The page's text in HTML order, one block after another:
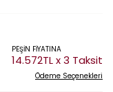
PEŞİN FİYATINA
14.572TL x 3 Taksit
Ödeme Seçenekleri